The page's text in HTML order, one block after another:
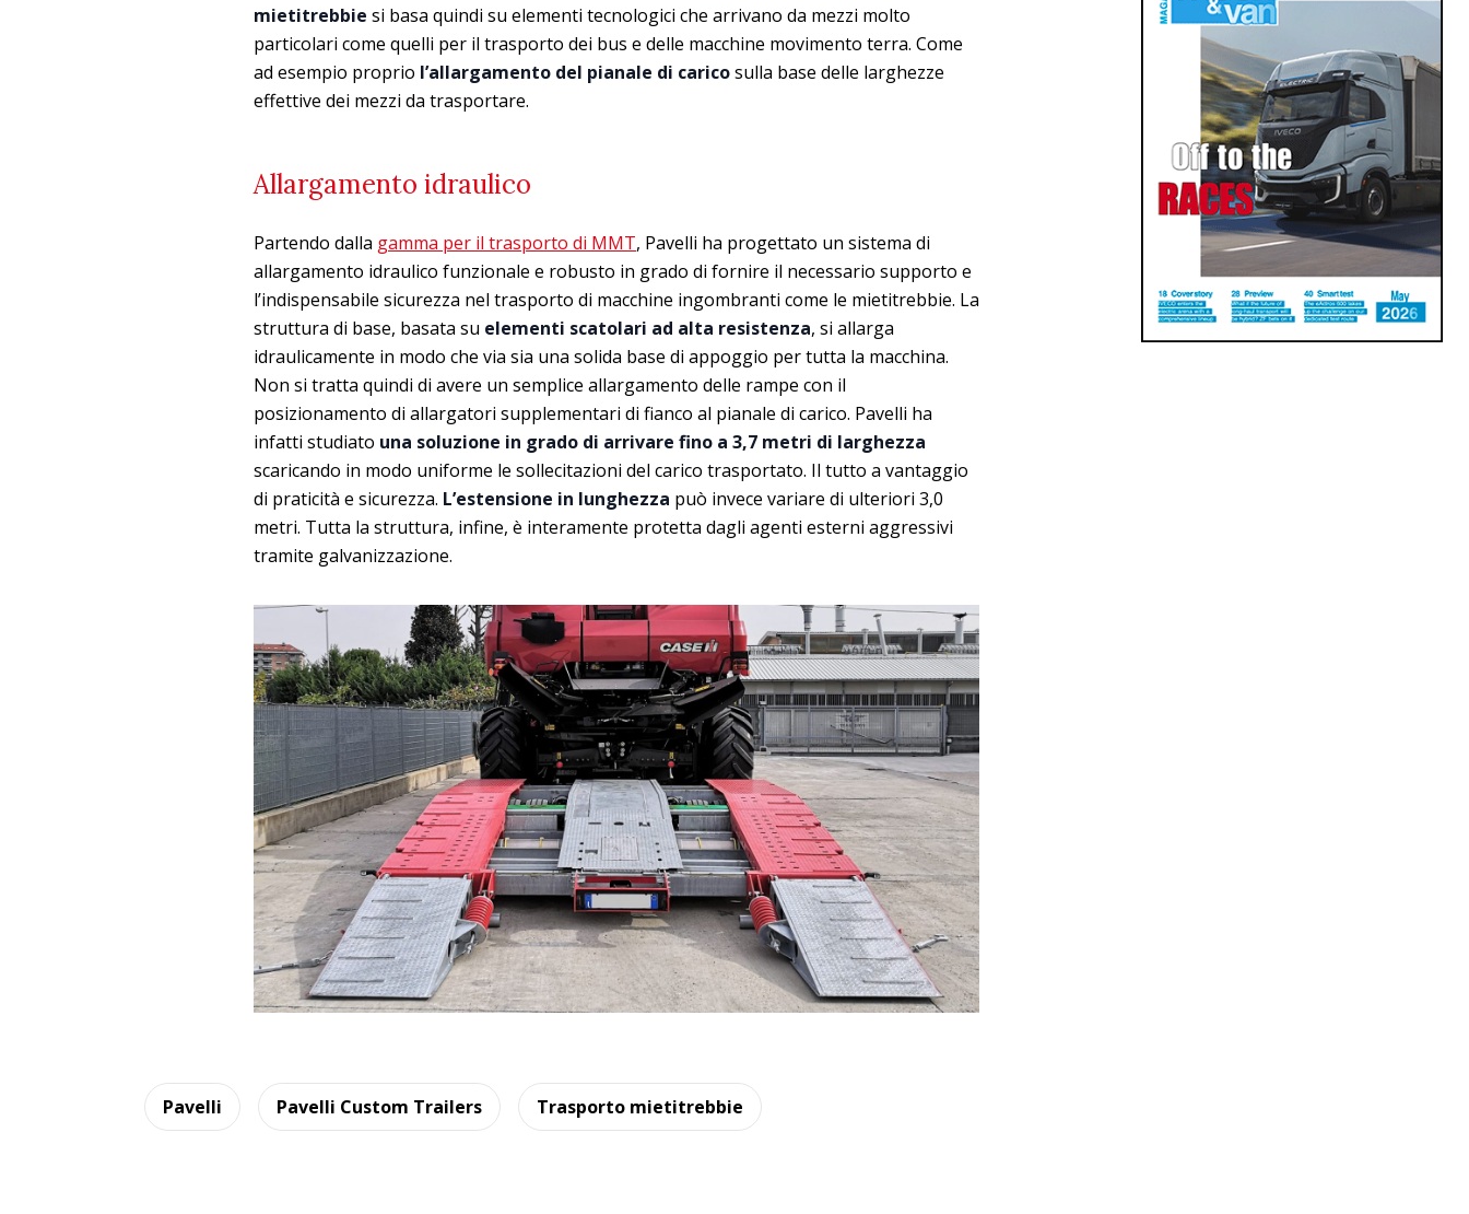
mietitrebbie si basa quindi su elementi tecnologici che arrivano da mezzi molto
particolari come quelli per il trasporto dei bus e delle macchine movimento terra. Come
ad esempio proprio l’allargamento del pianale di caricosulla base delle larghezze
effettive dei mezzi da trasportare.
Allargamento idraulico
Partendo dalla gamma per il trasporto di MMT, Pavelli ha progettato un sistema di
allargamento idraulico funzionale e robusto in grado di fornire il necessario supporto e
l’indispensabile sicurezza nel trasporto di macchine ingombranti come le mietitrebbie. La
struttura di base, basata su elementi scatolari ad alta resistenza, si allarga
idraulicamente in modo che via sia una solida base di appoggio per tutta la macchina.
Non si tratta quindi di avere un semplice allargamento delle rampe con il
posizionamento di allargatori supplementari di fianco al pianale di carico. Pavelli ha
infatti studiato una soluzione in grado di arrivare fino a 3,7 metri di larghezza
scaricando in modo uniforme le sollecitazioni del carico trasportato. Il tutto a vantaggio
di praticità e sicurezza. L’estensione in lunghezza può invece variare di ulteriori 3,0
metri. Tutta la struttura, infine, è interamente protetta dagli agenti esterni aggressivi
tramite galvanizzazione.
Pavelli Pavelli Custom Trailers Trasporto mietitrebbie